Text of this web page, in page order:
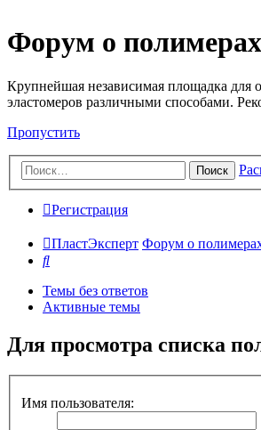
Форум о
Крупнейшая независимая площадка для
эластомеров различными способами.
Пропустить
Поиск
Регистрация
ПластЭксперт Форум о
Поиск
Темы без ответов
Активные темы
Для просмотра списка
Имя пользователя: